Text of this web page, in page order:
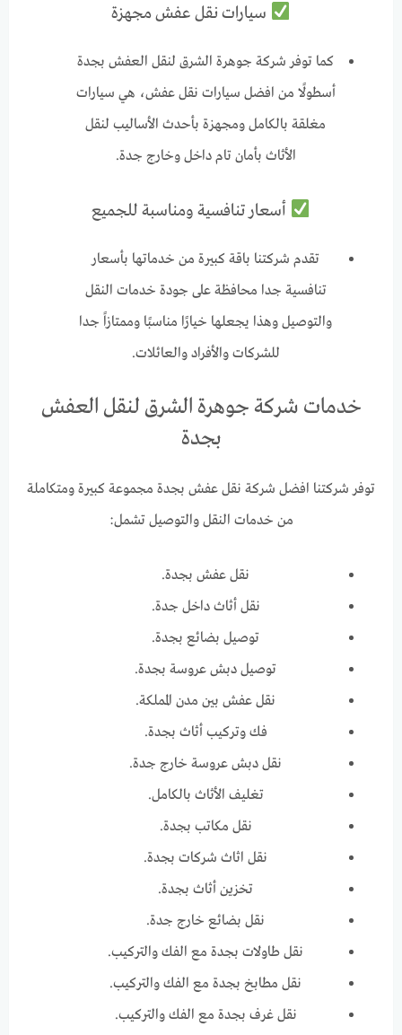
سيارات نقل عفش مجهزة
كما توفر شركة جوهرة الشرق لنقل العفش بجدة
أسطولًا من افضل سيارات نقل عفش، هي سيارات
مغلقة بالكامل ومجهزة بأحدث الأساليب لنقل
الأثاث بأمان تام داخل وخارج جدة.
أسعار تنافسية ومناسبة للجميع
تقدم شركتنا باقة كبيرة من خدماتها بأسعار
تنافسية جدا محافظة على جودة خدمات النقل
والتوصيل وهذا يجعلها خيارًا مناسبًا وممتازاً جدا
للشركات والأفراد والعائلات.
خدمات شركة جوهرة الشرق لنقل العفش
بجدة
توفر شركتنا افضل شركة نقل عفش بجدة مجموعة كبيرة ومتكاملة
من خدمات النقل والتوصيل تشمل:
نقل عفش بجدة.
نقل أثاث داخل جدة.
توصيل بضائع بجدة.
توصيل دبش عروسة بجدة.
نقل عفش بين مدن المملكة.
فك وتركيب أثاث بجدة.
نقل دبش عروسة خارج جدة.
تغليف الأثاث بالكامل.
نقل مكاتب بجدة.
نقل اثاث شركات بجدة.
تخزين أثاث بجدة.
نقل بضائع خارج جدة.
نقل طاولات بجدة مع الفك والتركيب.
نقل مطابخ بجدة مع الفك والتركيب.
نقل غرف بجدة مع الفك والتركيب.